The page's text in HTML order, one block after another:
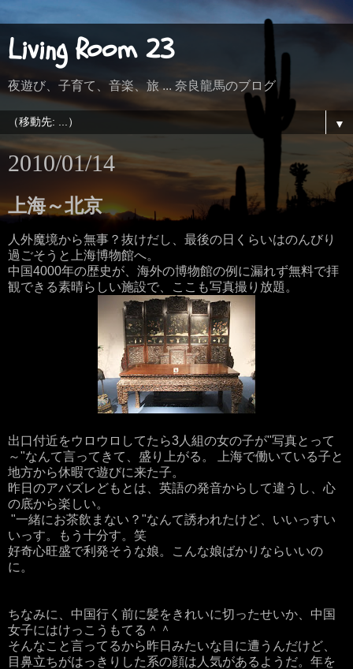
Living Room 23
夜遊び、子育て、音楽、旅 ... 奈良龍馬のブログ
▼
2010/01/14
上海～北京
人外魔境から無事？抜けだし、最後の日くらいはのんびり
過ごそうと上海博物館へ。
中国4000年の歴史が、海外の博物館の例に漏れず無料で拝
観できる素晴らしい施設で、ここも写真撮り放題。
出口付近をウロウロしてたら3人組の女の子が"写真とって
～"なんて言ってきて、盛り上がる。 上海で働いている子と
地方から休暇で遊びに来た子。
昨日のアバズレどもとは、英語の発音からして違うし、心
の底から楽しい。
"一緒にお茶飲まない？"なんて誘われたけど、いいっすい
いっす。もう十分す。笑
好奇心旺盛で利発そうな娘。こんな娘ばかりならいいの
に。
ちなみに、中国行く前に髪をきれいに切ったせいか、中国
女子にはけっこうもてる＾＾
そんなこと言ってるから昨日みたいな目に遭うんだけど、
目鼻立ちがはっきりした系の顔は人気があるようだ。年を